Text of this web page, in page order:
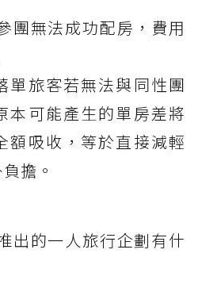
團無法成功配房，費用
單旅客若無法與同性團
本可能產生的單房差將
額吸收，等於直接減輕
擔。
出的一人旅行企劃有什